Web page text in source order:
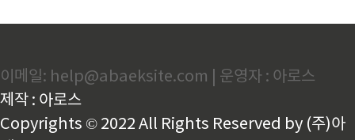
이메일: help@abaeksite.com | 운영자 : 아로스
제작 : 아로스
Copyrights © 2022 All Rights Reserved by (주)아